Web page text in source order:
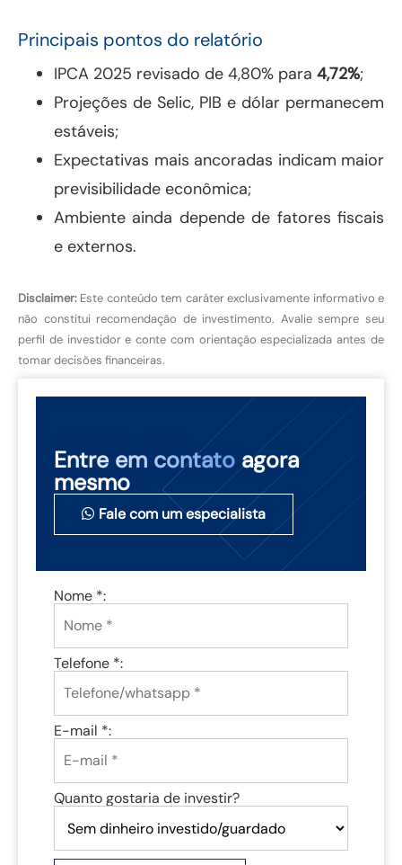
Principais pontos do relatório
IPCA 2025 revisado de 4,80% para 4,72%;
Projeções de Selic, PIB e dólar permanecem
estáveis;
Expectativas mais ancoradas indicam maior
previsibilidade econômica;
Ambiente ainda depende de fatores fiscais
e externos.
Disclaimer: Este conteúdo tem caráter exclusivamente informativo e
não constitui recomendação de investimento. Avalie sempre seu
perfil de investidor e conte com orientação especializada antes de
tomar decisões financeiras.
Entre em contato agora
mesmo
Fale com um especialista
Nome *:
Telefone *:
E-mail *:
Quanto gostaria de investir?